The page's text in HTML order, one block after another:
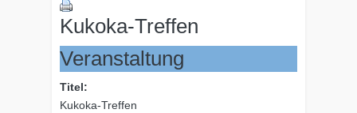
Kukoka-Treffen
Veranstaltung
Titel:
Kukoka-Treffen